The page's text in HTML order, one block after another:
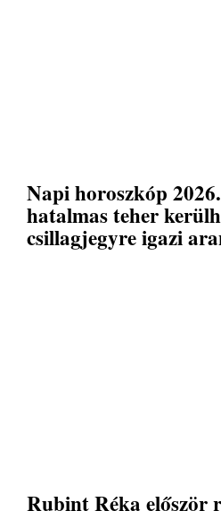
Napi horoszkóp
hatalmas teher
csillagjegyre igazi
Rubint Réka először